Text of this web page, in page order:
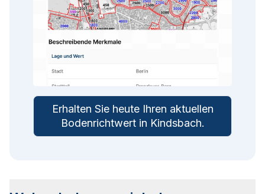
Erhalten Sie heute Ihren aktuellen
Bodenrichtwert in Kindsbach.